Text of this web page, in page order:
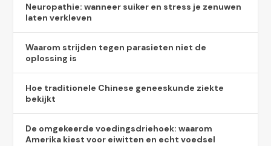
Neuropathie: wanneer suiker en stress je zenuwen
laten verkleven
Waarom strijden tegen parasieten niet de
oplossing is
Hoe traditionele Chinese geneeskunde ziekte
bekijkt
De omgekeerde voedingsdriehoek: waarom
Amerika kiest voor eiwitten en echt voedsel